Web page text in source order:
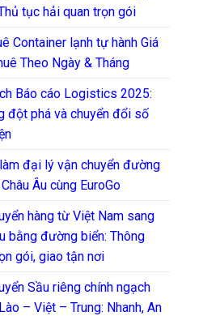
tục hải quan trọn gói
Container lạnh tự hành Giá
Theo Ngày & Tháng
Báo cáo Logistics 2025:
đột phá và chuyển đổi số
đại lý vận chuyển đường
Âu cùng EuroGo
hàng từ Việt Nam sang
bằng đường biển: Thông
gói, giao tận nơi
Sầu riêng chính ngạch
– Việt – Trung: Nhanh, An